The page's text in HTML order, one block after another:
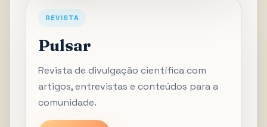
REVISTA
Pulsar
Revista de divulgação científica com
artigos, entrevistas e conteúdos para a
comunidade.